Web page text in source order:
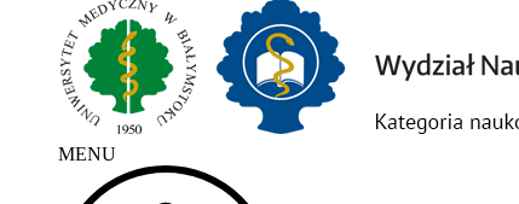
MENU